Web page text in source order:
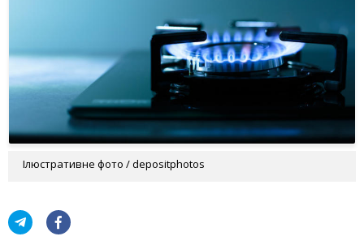
Ілюстративне фото / depositphotos